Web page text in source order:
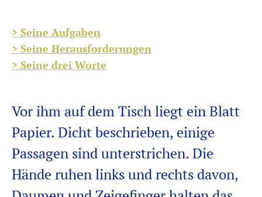
> Seine Aufgaben
> Seine Herausforderungen
> Seine drei Worte
Vor ihm auf dem Tisch liegt ein Blatt
Papier. Dicht beschrieben, einige
Passagen sind unterstrichen. Die
Hände ruhen links und rechts davon,